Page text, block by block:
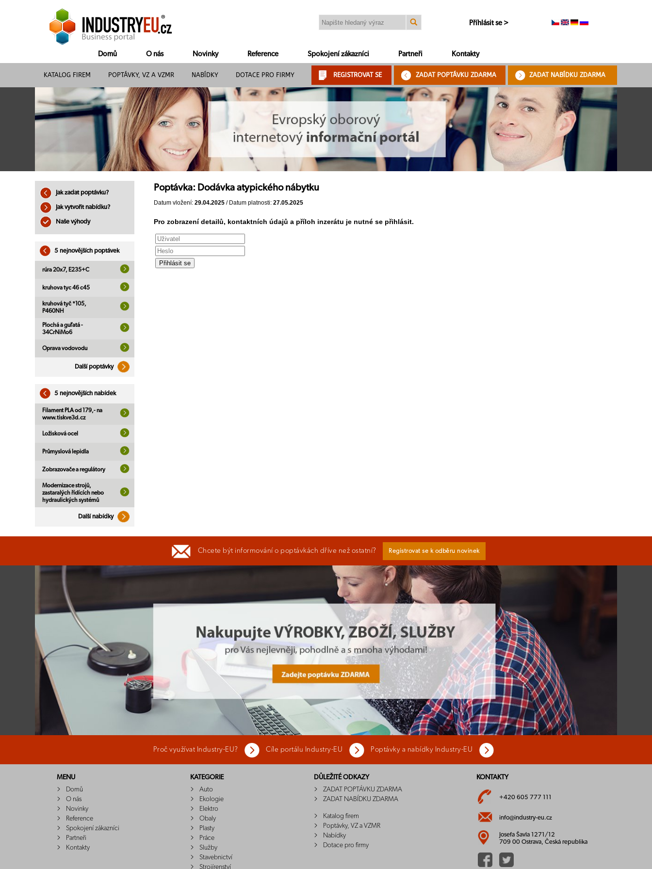
Příhlásit se >
Domů O nás Novinky Reference Spokojení zákazníci Partneři Kontakty
KATALOG FIREM POPTÁVKY, VZ A VZMR NABÍDKY DOTACE PRO FIRMY REGISTROVAT SE ZADAT POPTÁVKU ZDARMA ZADAT NABÍDKU ZDARMA
Jak zadat poptávku?
Jak vytvořit nabídku?
Naše výhody
5 nejnovějších poptávek
rúra 20x7, E235+C
kruhova tyc 46 c45
kruhová tyč *105,
P460NH
Plochá a guľatá -
34CrNiMo6
Oprava vodovodu
Další poptávky
5 nejnovějších nabídek
Filament PLA od 179,- na
www.tiskve3d.cz
Ložisková ocel
Průmyslová lepidla
Zobrazovače a regulátory
Modernizace strojů,
zastaralých řídících nebo
hydraulických systémů
Další nabídky
Poptávka: Dodávka atypického nábytku
Datum vložení: 29.04.2025 / Datum platnosti: 27.05.2025
Pro zobrazení detailů, kontaktních údajů a příloh inzerátu je nutné se přihlásit.
Chcete být informování o poptávkách dříve než ostatní? Registrovat se k odběru novinek
Proč využívat Industry-EU? Cíle portálu Industry-EU Poptávky a nabídky Industry-EU
MENU
Domů
O nás
Novinky
Reference
Spokojení zákazníci
Partneři
Kontakty
KATEGORIE
Auto
Ekologie
Elektro
Obaly
Plasty
Práce
Služby
Stavebnictví
Strojírenství
DŮLEŽITÉ ODKAZY
ZADAT POPTÁVKU ZDARMA
ZADAT NABÍDKU ZDARMA
Katalog firem
Poptávky, VZ a VZMR
Nabídky
Dotace pro firmy
KONTAKTY
+420 605 777 111
info@industry-eu.cz
Josefa Šavla 1271/12
709 00 Ostrava, Česká republika